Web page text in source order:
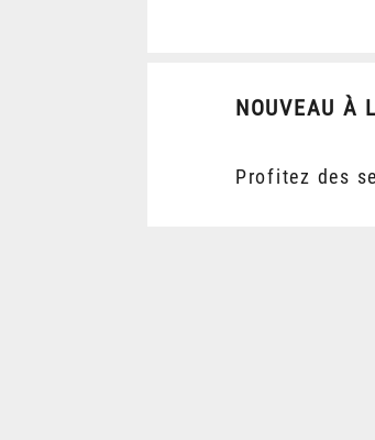
NOUVEAU À
Profitez des